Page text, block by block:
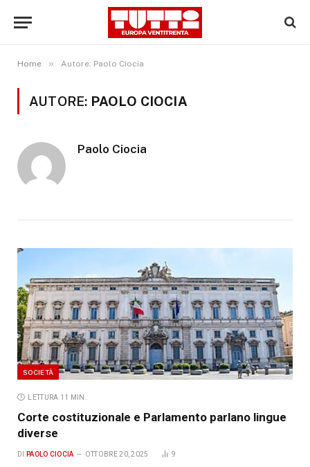
Home » Autore: Paolo Ciocia
AUTORE: PAOLO CIOCIA
Paolo Ciocia
SOCIETÀ
LETTURA 11 MIN.
Corte costituzionale e Parlamento parlano lingue
diverse
DI PAOLO CIOCIA OTTOBRE 20, 2025 9